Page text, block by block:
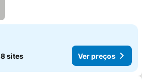
8 sites Ver preços